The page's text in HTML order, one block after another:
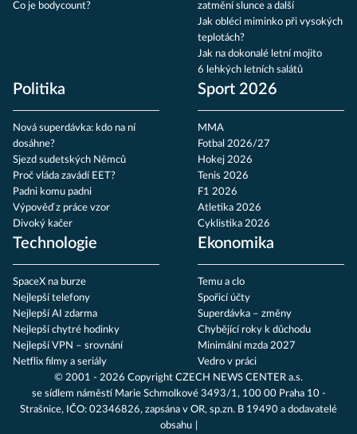
Co je bodycount?
zatmění slunce a další
Jak obléci miminko při vysokých
teplotách?
Jak na dokonalé letní mojito
6 lehkých letních salátů
Politika
Nová superdávka: kdo na ní
dosáhne?
Sjezd sudetských Němců
Proč vláda zavádí EET?
Padni komu padni
Výpověď z práce vzor
Divoký kačer
Sport 2026
MMA
Fotbal 2026/27
Hokej 2026
Tenis 2026
F1 2026
Atletika 2026
Cyklistika 2026
Technologie
SpaceX na burze
Nejlepší telefony
Nejlepší AI zdarma
Nejlepší chytré hodinky
Nejlepší VPN – srovnání
Netflix filmy a seriály
Ekonomika
Temu a clo
Spořicí účty
Superdávka – změny
Chybějící roky k důchodu
Minimální mzda 2027
Vedro v práci
© 2001 - 2026 Copyright CZECH NEWS CENTER a.s.
se sídlem náměstí Marie Schmolkové 3493/1, 100 00 Praha 10 -
Strašnice, IČO: 02346826, zapsána v OR, sp.zn. B 19490 a dodavatelé
obsahu